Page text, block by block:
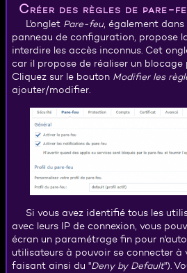
Créer des règles de pare-
L'onglet Pare-feu, également
panneau de configuration, propose
interdire les accès inconnus. Cet
car il propose de réaliser un
Cliquez sur le bouton Modifier les
ajouter/modifier.
Si vous avez identifié tous les
avec leurs IP de connexion, vous
écran un paramétrage fin pour
utilisateurs à pouvoir se connecter à
faisant ainsi du "Deny by Default").